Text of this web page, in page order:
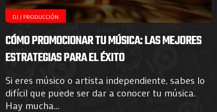
DJ / PRODUCCIÓN
CÓMO PROMOCIONAR TU MÚSICA: LAS MEJORES
ESTRATEGIAS PARA EL ÉXITO
Si eres músico o artista independiente, sabes lo
difícil que puede ser dar a conocer tu música.
Hay mucha...